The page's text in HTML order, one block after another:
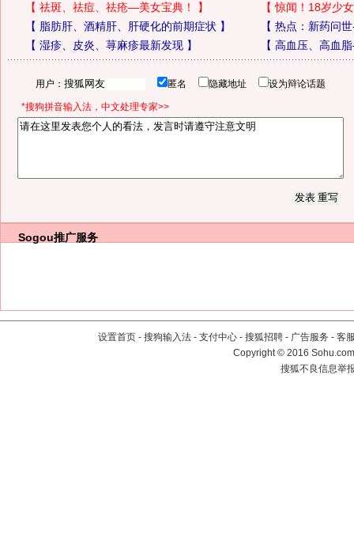
【 祛斑、祛痘、祛疮—美女宝典！ 】 【惊闻！18岁少
【 脂肪肝、酒精肝、肝硬化的前期症状 】 【 热点：新药问
【 湿疹、皮炎、荨麻疹最新发现】 【 高血压、高血
用户： 匿名 隐藏地址 设为辩论话题
*搜狗拼音输入法，中文处理专家>>
Sogou推广服务
设置首页 - 搜狗输入法 - 支付中心 - 搜狐招聘 - 广告服务 - 客
Copyright©2016
搜狐不良信息举